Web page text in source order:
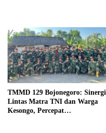
TMMD 129 Bojonegoro: Sinergi
Lintas Matra TNI dan Warga
Kesongo, Percepat